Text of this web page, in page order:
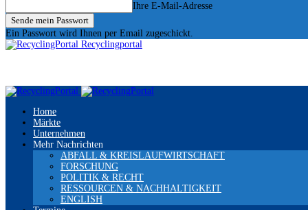
Ihre E-Mail-Adresse
Ein Passwort wird Ihnen per Email zugeschickt.
Recyclingportal
Home
Märkte
Unternehmen
Mehr Nachrichten
ABFALL & KREISLAUFWIRTSCHAFT
FORSCHUNG
POLITIK & RECHT
RESSOURCEN & NACHHALTIGKEIT
ENGLISH